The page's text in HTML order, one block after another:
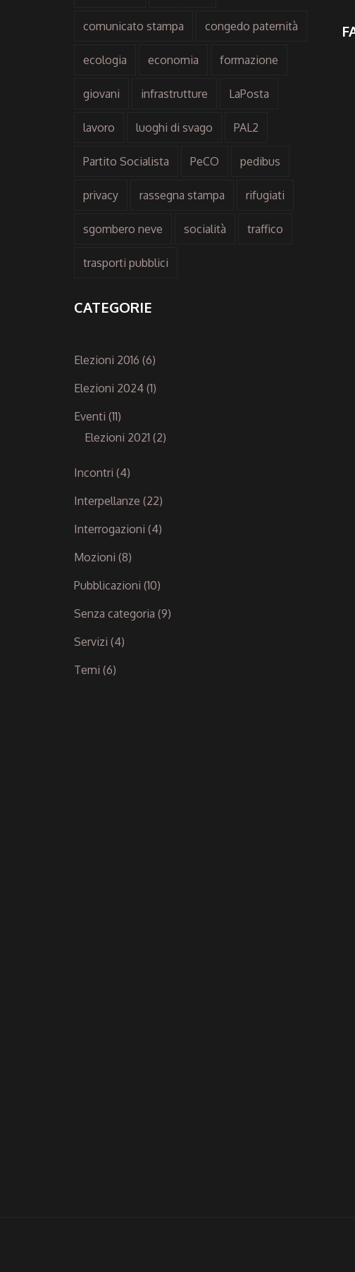
comunicato stampa congedo paternità
ecologia economia formazione
giovani infrastrutture LaPosta
lavoro luoghi di svago PAL2
Partito Socialista PeCO pedibus
privacy rassegna stampa rifugiati
sgombero neve socialità traffico
trasporti pubblici
CATEGORIE
Elezioni 2016 (6)
Elezioni 2024 (1)
Eventi (11)
Elezioni 2021 (2)
Incontri (4)
Interpellanze (22)
Interrogazioni (4)
Mozioni (8)
Pubblicazioni (10)
Senza categoria (9)
Servizi (4)
Temi (6)